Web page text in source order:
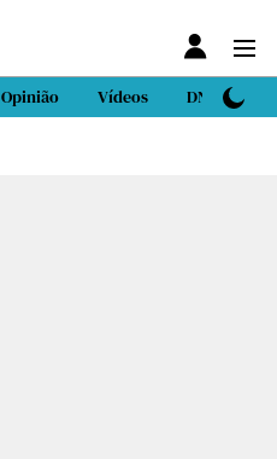
Opinião Vídeos DN Sport